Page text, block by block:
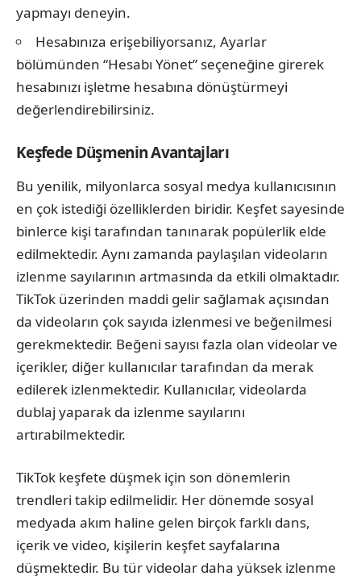
yapmayı deneyin.
Hesabınıza erişebiliyorsanız, Ayarlar
bölümünden “Hesabı Yönet” seçeneğine girerek
hesabınızı işletme hesabına dönüştürmeyi
değerlendirebilirsiniz.
Keşfede Düşmenin Avantajları
Bu yenilik, milyonlarca sosyal medya kullanıcısının
en çok istediği özelliklerden biridir. Keşfet sayesinde
binlerce kişi tarafından tanınarak popülerlik elde
edilmektedir. Aynı zamanda paylaşılan videoların
izlenme sayılarının artmasında da etkili olmaktadır.
TikTok üzerinden maddi gelir sağlamak açısından
da videoların çok sayıda izlenmesi ve beğenilmesi
gerekmektedir. Beğeni sayısı fazla olan videolar ve
içerikler, diğer kullanıcılar tarafından da merak
edilerek izlenmektedir. Kullanıcılar, videolarda
dublaj yaparak da izlenme sayılarını
artırabilmektedir.
TikTok keşfete düşmek için son dönemlerin
trendleri takip edilmelidir. Her dönemde sosyal
medyada akım haline gelen birçok farklı dans,
içerik ve video, kişilerin keşfet sayfalarına
düşmektedir. Bu tür videolar daha yüksek izlenme